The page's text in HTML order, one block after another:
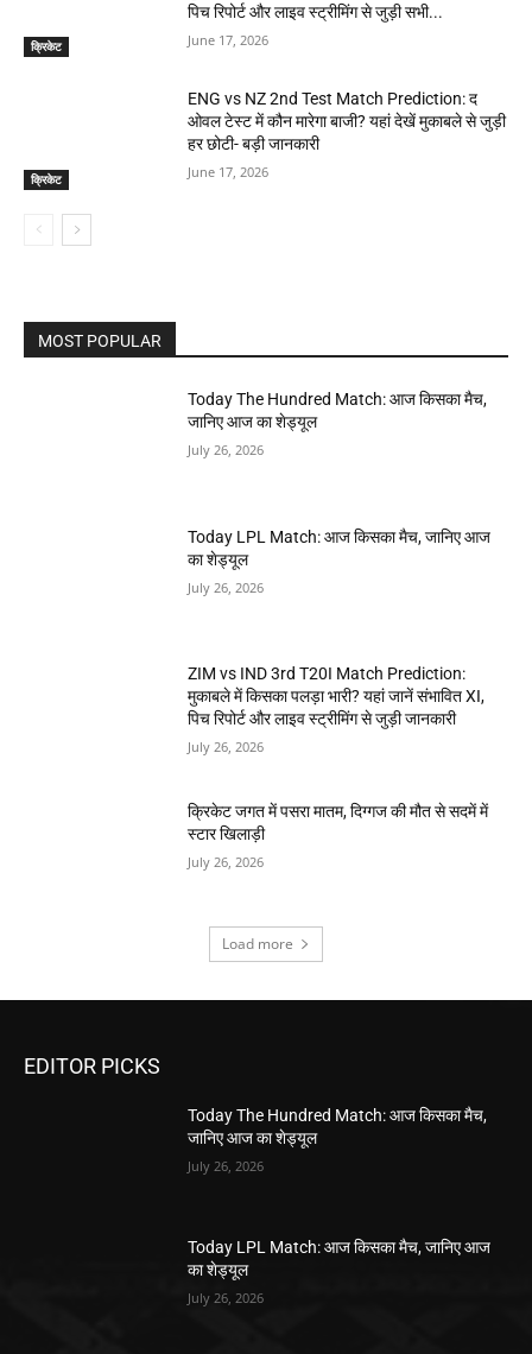
क्रिकेट
पिच रिपोर्ट और लाइव स्ट्रीमिंग से जुड़ी सभी...
June 17, 2026
क्रिकेट
ENG vs NZ 2nd Test Match Prediction: द
ओवल टेस्ट में कौन मारेगा बाजी? यहां देखें मुकाबले से जुड़ी
हर छोटी- बड़ी जानकारी
June 17, 2026
MOST POPULAR
Today The Hundred Match: आज किसका मैच,
जानिए आज का शेड्यूल
July 26, 2026
Today LPL Match: आज किसका मैच, जानिए आज
का शेड्यूल
July 26, 2026
ZIM vs IND 3rd T20I Match Prediction:
मुकाबले में किसका पलड़ा भारी? यहां जानें संभावित XI,
पिच रिपोर्ट और लाइव स्ट्रीमिंग से जुड़ी जानकारी
July 26, 2026
क्रिकेट जगत में पसरा मातम, दिग्गज की मौत से सदमें में
स्टार खिलाड़ी
July 26, 2026
Load more
EDITOR PICKS
Today The Hundred Match: आज किसका मैच,
जानिए आज का शेड्यूल
July 26, 2026
Today LPL Match: आज किसका मैच, जानिए आज
का शेड्यूल
July 26, 2026